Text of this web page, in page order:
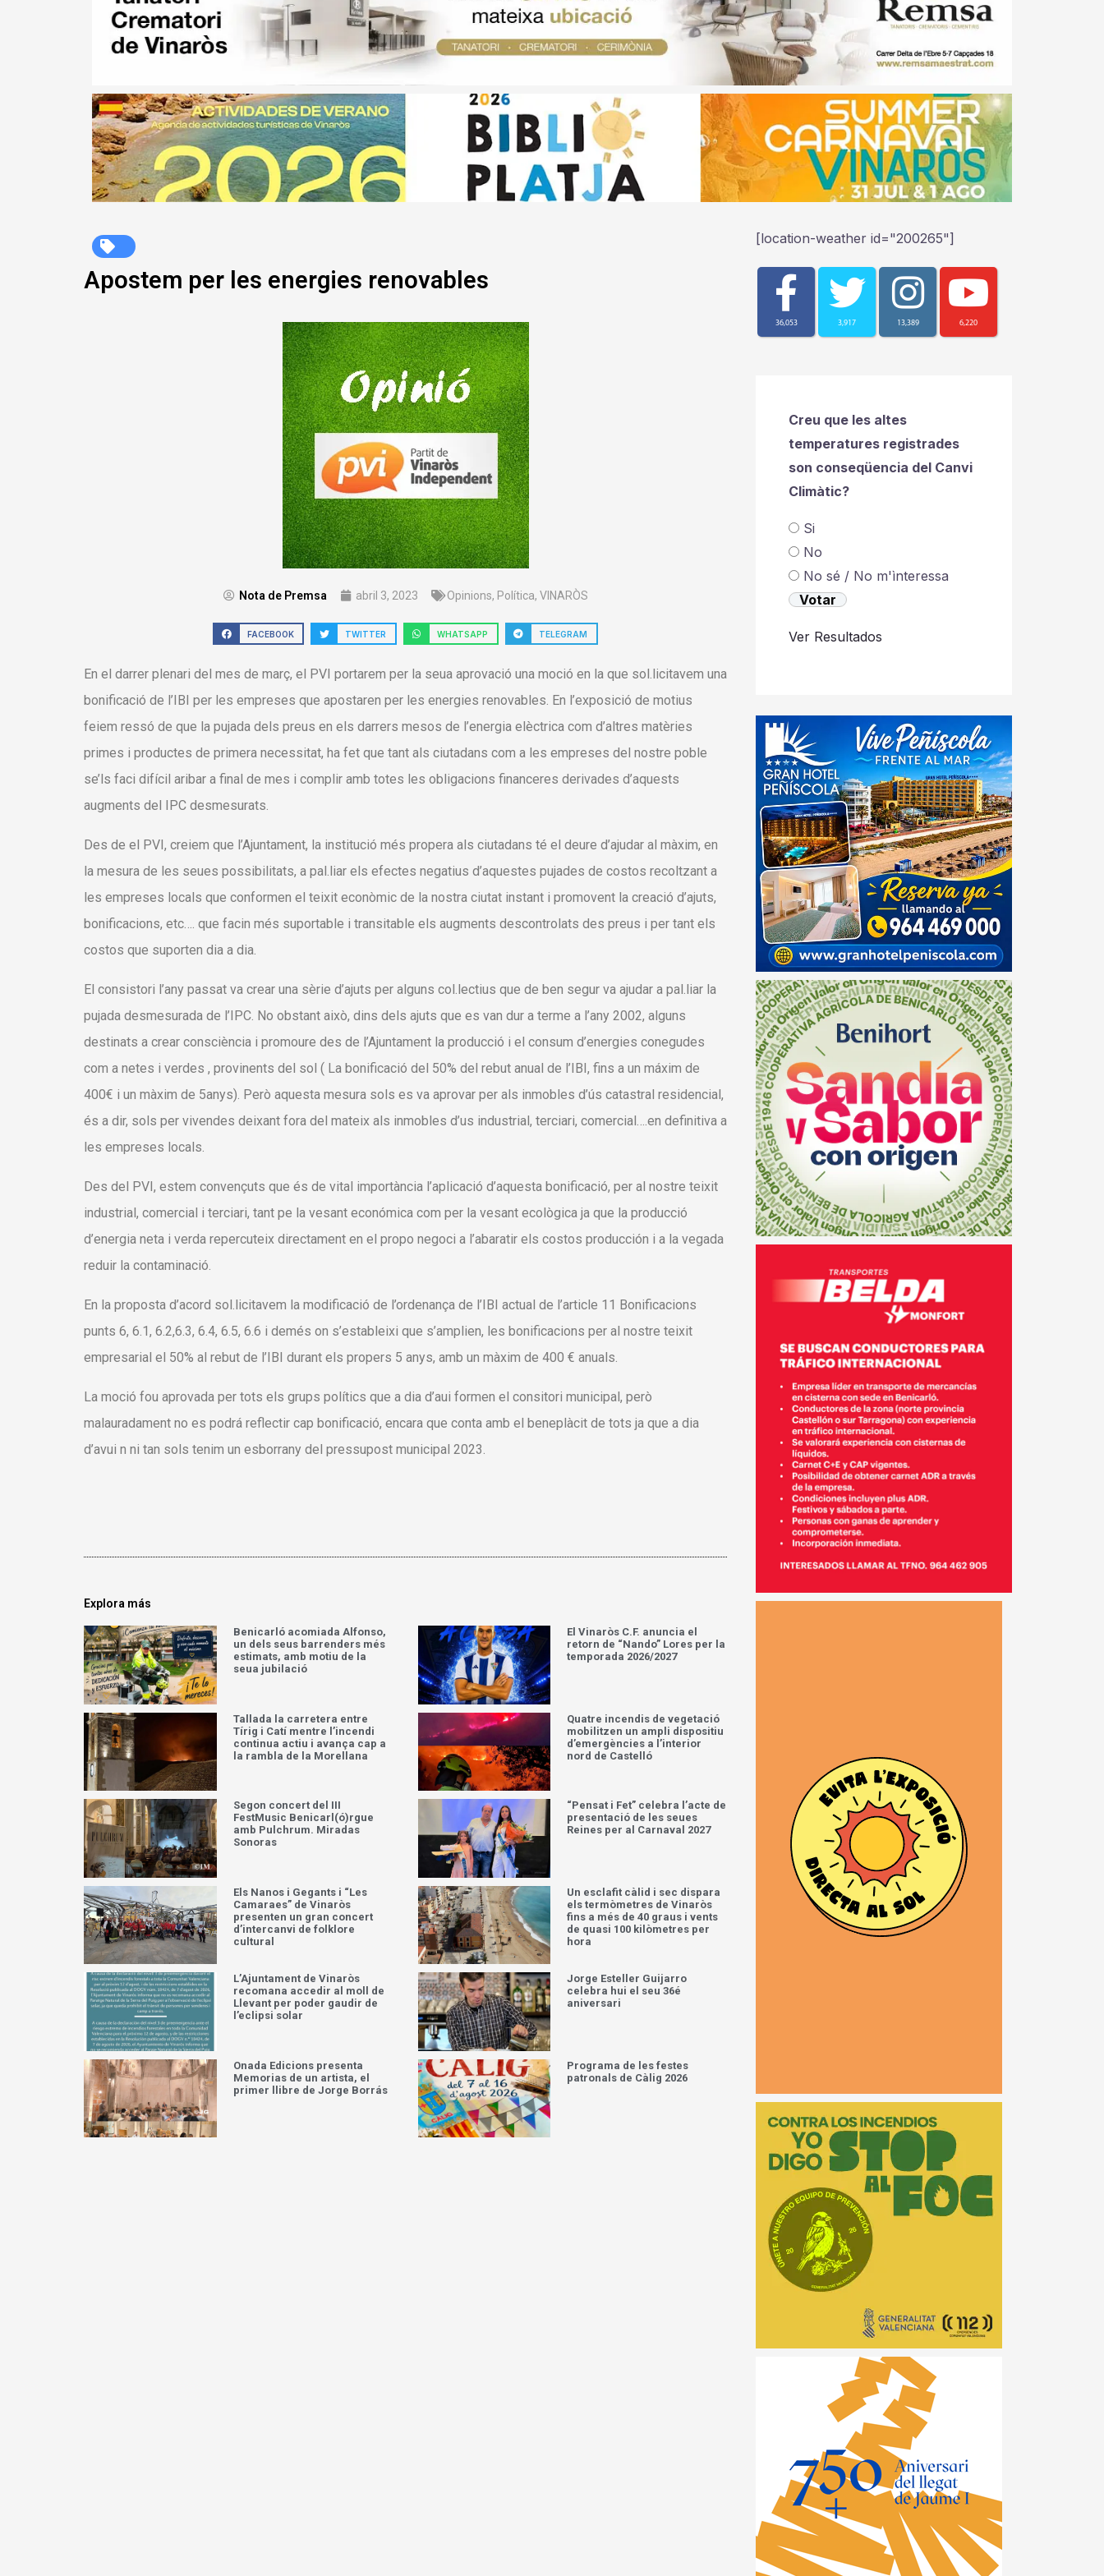
Apostem per les energies renovables
Nota de Premsa abril 3, 2023 Opinions, Política, VINARÒS
FACEBOOK TWITTER WHATSAPP TELEGRAM
En el darrer plenari del mes de març, el PVI portarem per la seua aprovació una moció en la que sol.licitavem una
bonificació de l’IBI per les empreses que apostaren per les energies renovables. En l’exposició de motius
feiem ressó de que la pujada dels preus en els darrers mesos de l’energia elèctrica com d’altres matèries
primes i productes de primera necessitat, ha fet que tant als ciutadans com a les empreses del nostre poble
se’ls faci difícil aribar a final de mes i complir amb totes les obligacions financeres derivades d’aquests
augments del IPC desmesurats.
Des de el PVI, creiem que l’Ajuntament, la institució més propera als ciutadans té el deure d’ajudar al màxim, en
la mesura de les seues possibilitats, a pal.liar els efectes negatius d’aquestes pujades de costos recoltzant a
les empreses locals que conformen el teixit econòmic de la nostra ciutat instant i promovent la creació d’ajuts,
bonificacions, etc…. que facin més suportable i transitable els augments descontrolats des preus i per tant els
costos que suporten dia a dia.
El consistori l’any passat va crear una sèrie d’ajuts per alguns col.lectius que de ben segur va ajudar a pal.liar la
pujada desmesurada de l’IPC. No obstant això, dins dels ajuts que es van dur a terme a l’any 2002, alguns
destinats a crear consciència i promoure des de l’Ajuntament la producció i el consum d’energies conegudes
com a netes i verdes , provinents del sol ( La bonificació del 50% del rebut anual de l’IBI, fins a un máxim de
400€ i un màxim de 5anys). Però aquesta mesura sols es va aprovar per als inmobles d’ús catastral residencial,
és a dir, sols per vivendes deixant fora del mateix als inmobles d’us industrial, terciari, comercial….en definitiva a
les empreses locals.
Des del PVI, estem convençuts que és de vital importància l’aplicació d’aquesta bonificació, per al nostre teixit
industrial, comercial i terciari, tant pe la vesant económica com per la vesant ecològica ja que la producció
d’energia neta i verda repercuteix directament en el propo negoci a l’abaratir els costos producción i a la vegada
reduir la contaminació.
En la proposta d’acord sol.licitavem la modificació de l’ordenança de l’IBI actual de l’article 11 Bonificacions
punts 6, 6.1, 6.2,6.3, 6.4, 6.5, 6.6 i demés on s’estableixi que s’amplien, les bonificacions per al nostre teixit
empresarial el 50% al rebut de l’IBI durant els propers 5 anys, amb un màxim de 400 € anuals.
La moció fou aprovada per tots els grups polítics que a dia d’aui formen el consitori municipal, però
malauradament no es podrá reflectir cap bonificació, encara que conta amb el beneplàcit de tots ja que a dia
d’avui n ni tan sols tenim un esborrany del pressupost municipal 2023.
Explora más
Benicarló acomiada Alfonso,
un dels seus barrenders més
estimats, amb motiu de la
seua jubilació
El Vinaròs C.F. anuncia el
retorn de “Nando” Lores per la
temporada 2026/2027
Tallada la carretera entre
Tírig i Catí mentre l’incendi
continua actiu i avança cap a
la rambla de la Morellana
Quatre incendis de vegetació
mobilitzen un ampli dispositiu
d’emergències a l’interior
nord de Castelló
Segon concert del III
FestMusic Benicarl(ó)rgue
amb Pulchrum. Miradas
Sonoras
“Pensat i Fet” celebra l’acte de
presentació de les seues
Reines per al Carnaval 2027
Els Nanos i Gegants i “Les
Camaraes” de Vinaròs
presenten un gran concert
d’intercanvi de folklore
cultural
Un esclafit càlid i sec dispara
els termòmetres de Vinaròs
fins a més de 40 graus i vents
de quasi 100 kilòmetres per
hora
L’Ajuntament de Vinaròs
recomana accedir al moll de
Llevant per poder gaudir de
l’eclipsi solar
Jorge Esteller Guijarro
celebra hui el seu 36é
aniversari
Onada Edicions presenta
Memorias de un artista, el
primer llibre de Jorge Borrás
Programa de les festes
patronals de Càlig 2026
[location-weather id="200265"]
36,053 3,917 13,389 6,220
Creu que les altes
temperatures registrades
son conseqüencia del Canvi
Climàtic?
Si
No
No sé / No m'ìnteressa
Ver Resultados